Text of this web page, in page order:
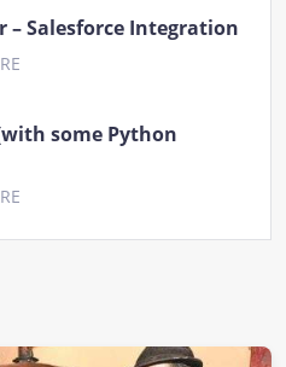
– Salesforce Integration
some Python